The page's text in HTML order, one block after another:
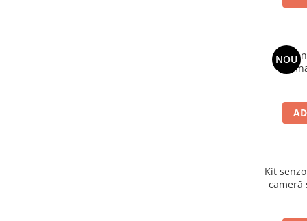
NOU
Set
Kit
cameră